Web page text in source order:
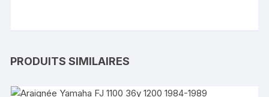
PRODUITS SIMILAIRES